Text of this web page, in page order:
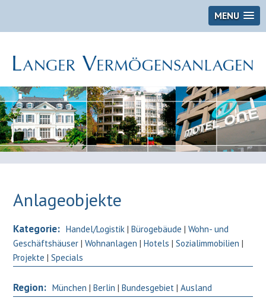
MENU
Anlageobjekte
Kategorie: Handel/Logistik |Bürogebäude |Wohn- und
Geschäftshäuser |Wohnanlagen |Hotels |Sozialimmobilien |
Projekte |Specials
Region: München |Berlin |Bundesgebiet |Ausland